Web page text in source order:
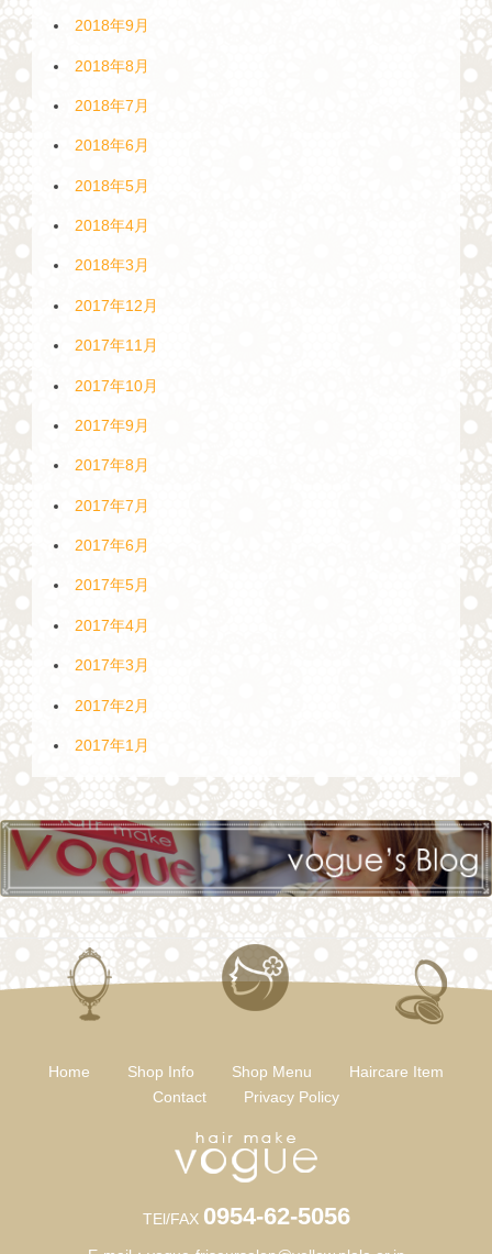
2018年9月
2018年8月
2018年7月
2018年6月
2018年5月
2018年4月
2018年3月
2017年12月
2017年11月
2017年10月
2017年9月
2017年8月
2017年7月
2017年6月
2017年5月
2017年4月
2017年3月
2017年2月
2017年1月
Home Shop Info Shop Menu
Haircare Item
Contact
Privacy Policy
TEl/FAX 0954-62-5056